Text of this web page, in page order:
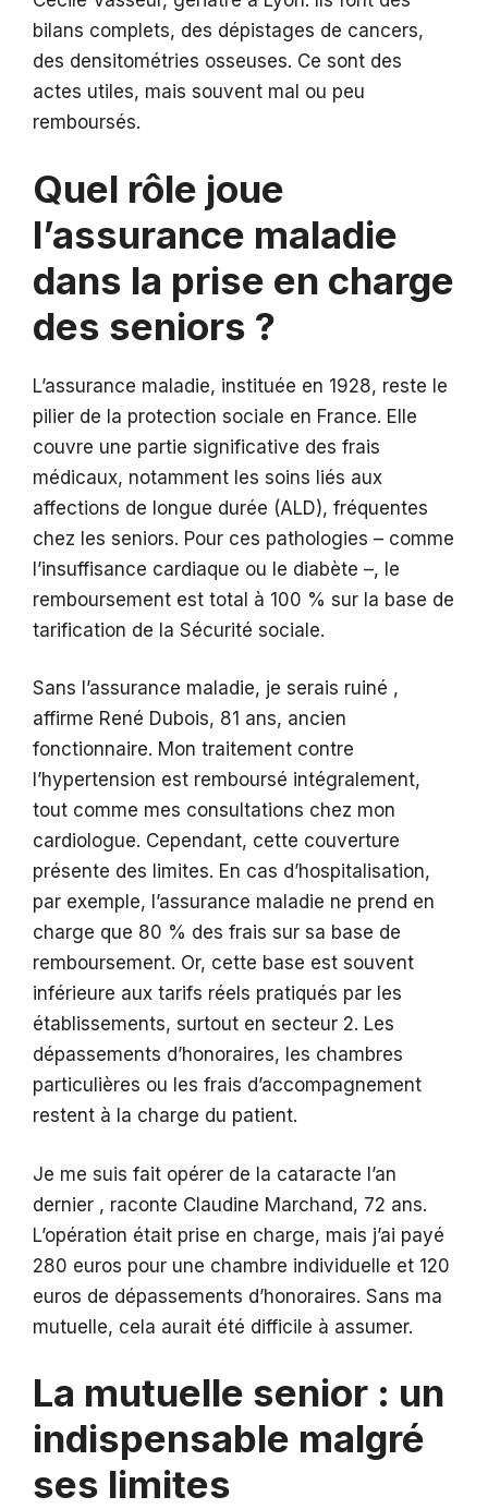
bilans complets, des dépistages de cancers,
des densitométries osseuses. Ce sont des
actes utiles, mais souvent mal ou peu
remboursés.
Quel rôle joue
l’assurance maladie
dans la prise en charge
des seniors ?
L’assurance maladie, instituée en 1928, reste le
pilier de la protection sociale en France. Elle
couvre une partie significative des frais
médicaux, notamment les soins liés aux
affections de longue durée (ALD), fréquentes
chez les seniors. Pour ces pathologies – comme
l’insuffisance cardiaque ou le diabète –, le
remboursement est total à 100 % sur la base de
tarification de la Sécurité sociale.
Sans l’assurance maladie, je serais ruiné ,
affirme René Dubois, 81 ans, ancien
fonctionnaire. Mon traitement contre
l’hypertension est remboursé intégralement,
tout comme mes consultations chez mon
cardiologue. Cependant, cette couverture
présente des limites. En cas d’hospitalisation,
par exemple, l’assurance maladie ne prend en
charge que 80 % des frais sur sa base de
remboursement. Or, cette base est souvent
inférieure aux tarifs réels pratiqués par les
établissements, surtout en secteur 2. Les
dépassements d’honoraires, les chambres
particulières ou les frais d’accompagnement
restent à la charge du patient.
Je me suis fait opérer de la cataracte l’an
dernier , raconte Claudine Marchand, 72 ans.
L’opération était prise en charge, mais j’ai payé
280 euros pour une chambre individuelle et 120
euros de dépassements d’honoraires. Sans ma
mutuelle, cela aurait été difficile à assumer.
La mutuelle senior : un
indispensable malgré
ses limites